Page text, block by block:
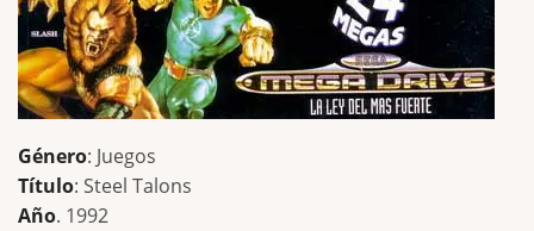
Género: Juegos
Título: Steel Talons
Año. 1992